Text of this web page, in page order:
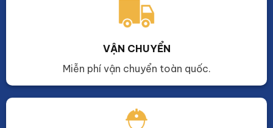
VẬN CHUYỂN
Miễn phí vận chuyển toàn quốc.